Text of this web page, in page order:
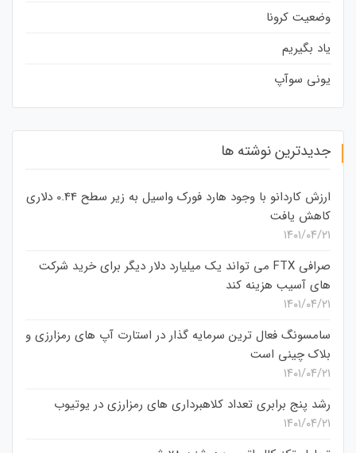
وضعیت کرونا
یاد بگیریم
یونی سوآپ
جدیدترین نوشته ها
ارزش کاردانو با وجود هارد فورک واسیل به زیر سطح 0.44 دلاری
کاهش یافت
۱۴۰۱/۰۴/۲۱
صرافی FTX می تواند یک میلیارد دلار دیگر برای خرید شرکت
های آسیب هزینه کند
۱۴۰۱/۰۴/۲۱
سامسونگ فعال‌ ترین سرمایه‌ گذار در استارت‌ آپ‌ های رمزارزی و
بلاک چینی است
۱۴۰۱/۰۴/۲۱
رشد پنج برابری تعداد کلاهبرداری های رمزارزی در یوتیوب
۱۴۰۱/۰۴/۲۱